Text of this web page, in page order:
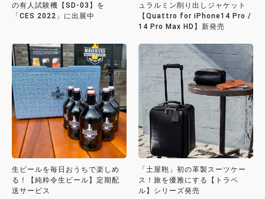
の有人試験機【SD-03】を
「CES 2022」に出展中
ュラルミン削り出しジャケット
【Quattro for iPhone14 Pro /
14 Pro Max HD】新発売
生ビールを毎日おうちで楽しめ
る！【純粋令生ビール】定期配
送サービス
「土屋鞄」初の革製スーツケー
ス！旅を優雅にする【トラベ
ル】シリーズ発売